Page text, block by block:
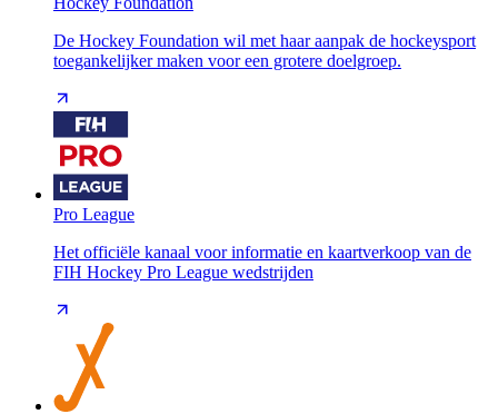
De Hockey Foundation wil met haar aanpak de hockeysport
toegankelijker maken voor een grotere doelgroep.
Pro League
Het officiële kanaal voor informatie en kaartverkoop van de
FIH Hockey Pro League wedstrijden